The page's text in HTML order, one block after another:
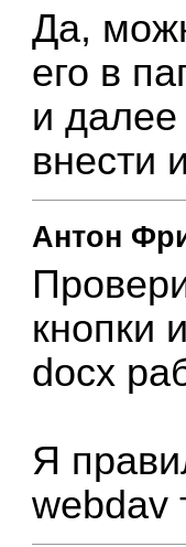
Да,
его в
и
внести
Антон
кнопки
docx
Я
webdav